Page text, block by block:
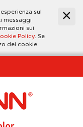
sul
messaggi
sui
Policy. Se
dei cookie.